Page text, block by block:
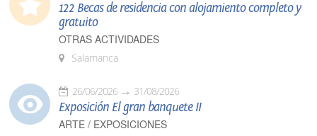
122 Becas de residencia con alojamiento completo y
gratuito
OTRAS ACTIVIDADES
Salamanca
26/06/2026 31/08/2026
Exposición El gran banquete II
ARTE / EXPOSICIONES